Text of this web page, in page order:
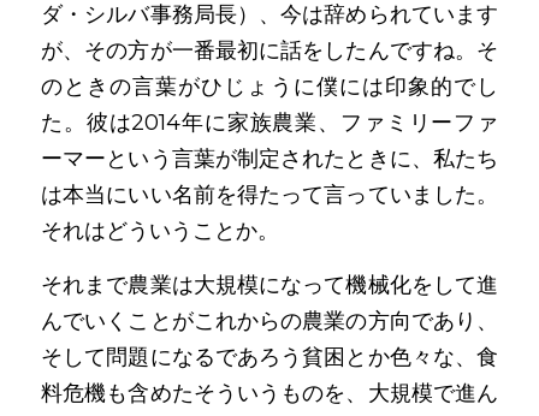
ダ・シルバ事務局長）、今は辞められています
が、その方が一番最初に話をしたんですね。そ
のときの言葉がひじょうに僕には印象的でし
た。彼は2014年に家族農業、ファミリーファ
ーマーという言葉が制定されたときに、私たち
は本当にいい名前を得たって言っていました。
それはどういうことか。
それまで農業は大規模になって機械化をして進
んでいくことがこれからの農業の方向であり、
そして問題になるであろう貧困とか色々な、食
料危機も含めたそういうものを、大規模で進ん